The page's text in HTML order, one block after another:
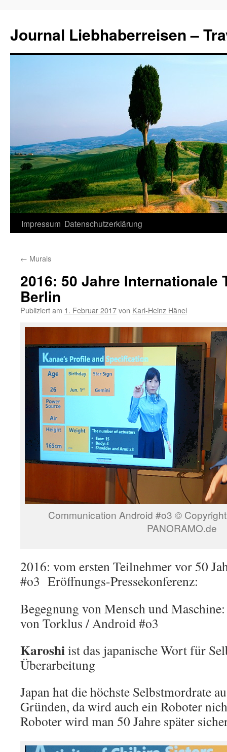
Journal Liebhaberreisen –
Zum
springen
Impressum Datenschutzerklärung
← Murals
2016: 50 Jahre Internationale
Berlin
Publiziert am 1. Februar 2017von Karl-Heinz Hänel
Communication Android #o3 ©
PANORAMO.de
2016: vom ersten Teilnehmer vor 50
#o3 Eröffnungs-Pressekonferenz:
Begegnung von Mensch und
von Torklus / Android #o3
Karoshiist das japanische Wort für
Überarbeitung
Japan hat die höchste Selbstmordrate
Gründen, da wird auch ein Roboter
Roboter wird man 50 Jahre später